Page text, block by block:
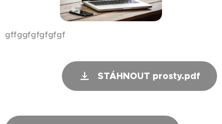
gffggfgfgfgfgf
STÁHNOUT prosty.pdf